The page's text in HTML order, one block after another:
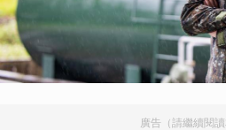
廣告（請繼續閱讀